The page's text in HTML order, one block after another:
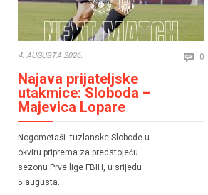
Comments
4. AUGUSTA 2026.  0
Najava prijateljske
utakmice: Sloboda –
Majevica Lopare
Nogometaši tuzlanske Slobode u
okviru priprema za predstojeću
sezonu Prve lige FBIH, u srijedu
5.augusta…